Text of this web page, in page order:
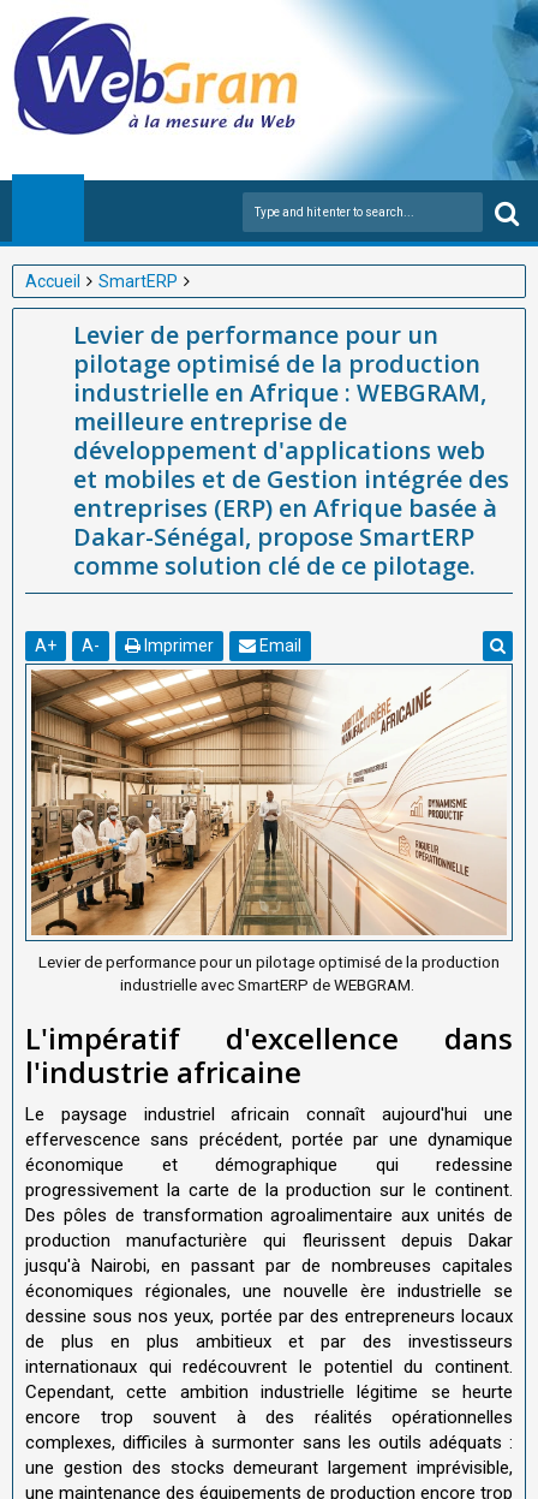
Accueil
SmartERP
Levier de performance pour un pilotage optimisé de la
production industrielle en Afrique : WEBGRAM, meilleure
entreprise de développement d'applications web et mobiles et
de Gestion intégrée des entreprises (ERP) en Afrique basée à
Dakar-Sénégal, propose SmartERP comme solution clé de ce
Levier de performance pour un
pilotage optimisé de la production
industrielle en Afrique : WEBGRAM,
meilleure entreprise de
développement d'applications web
et mobiles et de Gestion intégrée des
entreprises (ERP) en Afrique basée à
Dakar-Sénégal, propose SmartERP
comme solution clé de ce pilotage.
A+ A- Imprimer Email
Levier de performance pour un pilotage optimisé de la production
industrielle avec SmartERP de WEBGRAM.
L'impératif d'excellence dans
l'industrie africaine
Le paysage industriel africain connaît aujourd'hui une
effervescence sans précédent, portée par une dynamique
économique et démographique qui redessine
progressivement la carte de la production sur le continent.
Des pôles de transformation agroalimentaire aux unités de
production manufacturière qui fleurissent depuis Dakar
jusqu'à Nairobi, en passant par de nombreuses capitales
économiques régionales, une nouvelle ère industrielle se
dessine sous nos yeux, portée par des entrepreneurs locaux
de plus en plus ambitieux et par des investisseurs
internationaux qui redécouvrent le potentiel du continent.
Cependant, cette ambition industrielle légitime se heurte
encore trop souvent à des réalités opérationnelles
complexes, difficiles à surmonter sans les outils adéquats :
une gestion des stocks demeurant largement imprévisible,
une maintenance des équipements de production encore trop